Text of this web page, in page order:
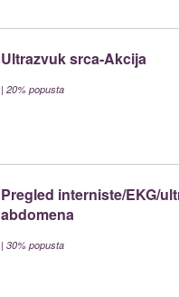
Ultrazvuk srca-Akcija
| 20% popusta
Pregled interniste/EKG/
abdomena
| 30% popusta